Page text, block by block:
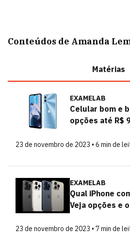
Conteúdos de Amanda
Matérias
EXAMELAB
Celular bom e
opções até R$
23 de novembro de 2023 • 6 min de
EXAMELAB
Qual iPhone
Veja opções e
23 de novembro de 2023 • 7 min de